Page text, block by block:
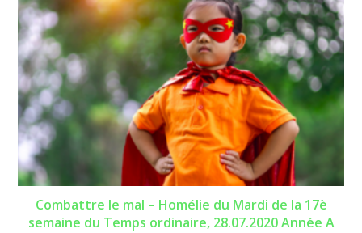
Combattre le mal – Homélie du Mardi de la 17è
semaine du Temps ordinaire, 28.07.2020 Année A